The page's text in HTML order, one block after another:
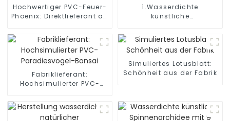
Hochwertiger PVC-Feuer-
Phoenix: Direktlieferant ab
1.Wasserdichte
künstliche
dauerhafte Schönheit
Fabriklieferant:
Hochsimulierter PVC-
Simuliertes Lotusblatt:
Schönheit aus der Fabrik